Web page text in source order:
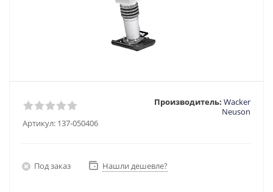
Артикул: 137-050406
Производитель: Wacker
Neuson
Под заказ Нашли дешевле?